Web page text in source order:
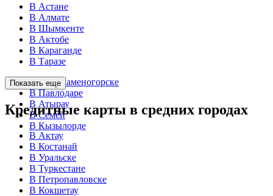
В Астане
В Алмате
В Шымкенте
В Актобе
В Караганде
В Таразе
В Усть-Каменогорске
В Павлодаре
В Атырау
В Семей
В Кызылорде
Показать еще
Кредитные карты в средних городах
В Актау
В Костанай
В Уральске
В Туркестане
В Петропавловске
В Кокшетау